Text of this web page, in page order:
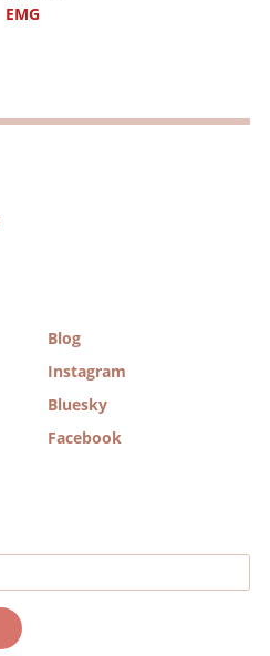
EMG
Blog
Instagram
Bluesky
Facebook